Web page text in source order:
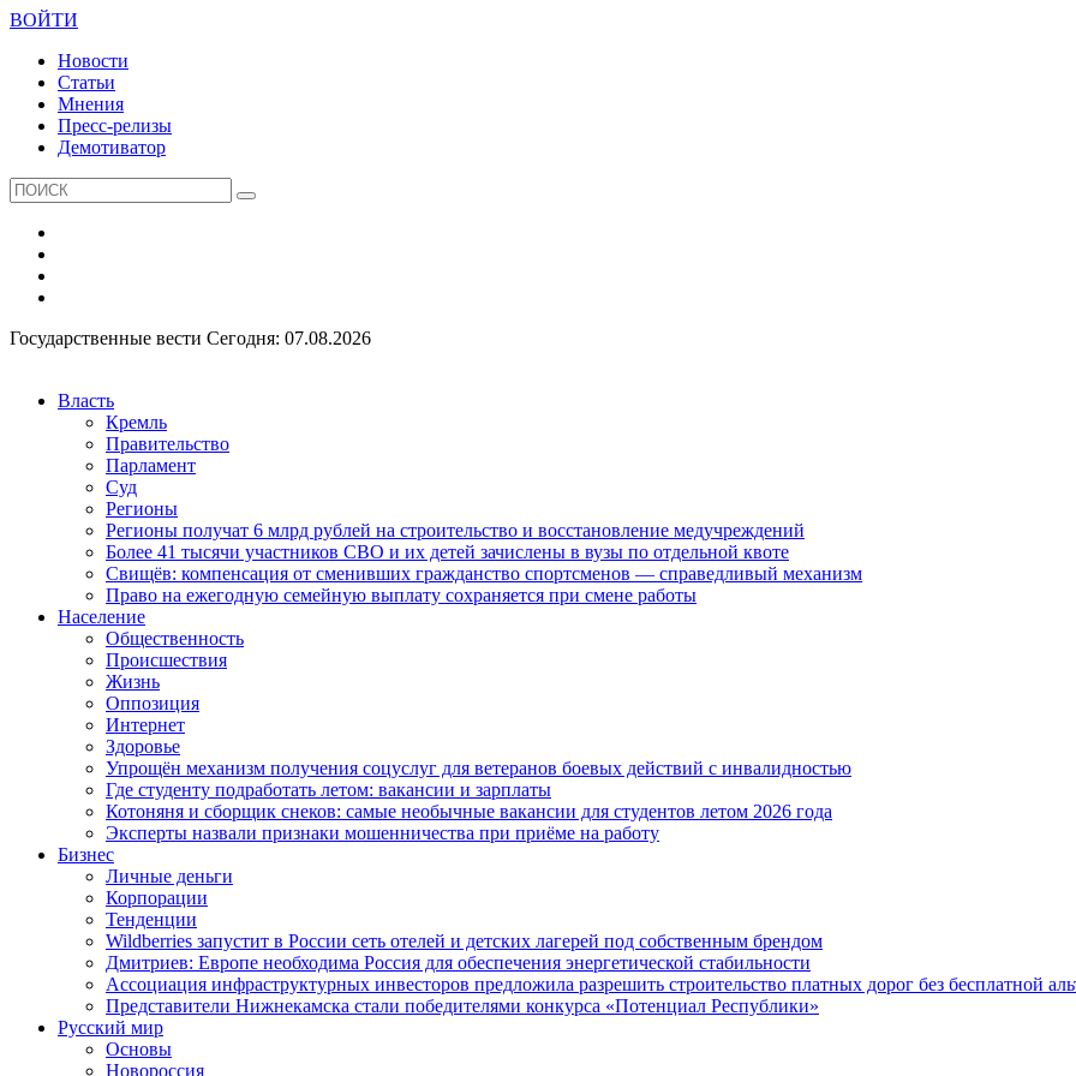
ВОЙТИ
Новости
Статьи
Мнения
Пресс-релизы
Демотиватор
Государственные вести Сегодня: 07.08.2026
Власть
Кремль
Правительство
Парламент
Суд
Регионы
Регионы получат 6 млрд рублей на строительство и восстановление медучреждений
Более 41 тысячи участников СВО и их детей зачислены в вузы по отдельной квоте
Свищёв: компенсация от сменивших гражданство спортсменов — справедливый механизм
Право на ежегодную семейную выплату сохраняется при смене работы
Население
Общественность
Происшествия
Жизнь
Оппозиция
Интернет
Здоровье
Упрощён механизм получения соцуслуг для ветеранов боевых действий с инвалидностью
Где студенту подработать летом: вакансии и зарплаты
Котоняня и сборщик снеков: самые необычные вакансии для студентов летом 2026 года
Эксперты назвали признаки мошенничества при приёме на работу
Бизнес
Личные деньги
Корпорации
Тенденции
Wildberries запустит в России сеть отелей и детских лагерей под собственным брендом
Дмитриев: Европе необходима Россия для обеспечения энергетической стабильности
Ассоциация инфраструктурных инвесторов предложила разрешить строительство платных дорог без бесплатной
Представители Нижнекамска стали победителями конкурса «Потенциал Республики»
Русский мир
Основы
Новороссия